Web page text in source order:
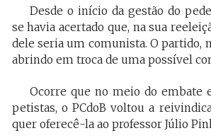
Desde o início da gestão do
se havia acertado que, na sua
dele seria um comunista. O partido,
abrindo em troca de uma possível
Ocorre que no meio do embate
petistas, o PCdoB voltou a
quer oferecê-la ao professor Júlio